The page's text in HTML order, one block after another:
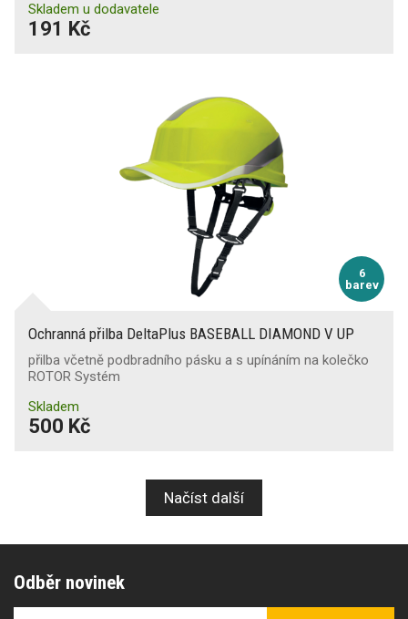
Skladem u dodavatele
191 Kč
6
barev
Ochranná přilba DeltaPlus BASEBALL DIAMOND V UP
přilba včetně podbradního pásku a s upínáním na kolečko
ROTOR Systém
Skladem
500 Kč
Načíst další
Odběr novinek